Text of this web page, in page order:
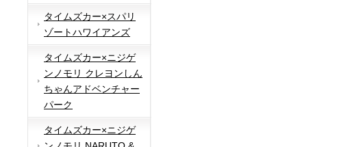
タイムズカー×スパリ
ゾートハワイアンズ
タイムズカー×ニジゲ
ンノモリ クレヨンしん
ちゃんアドベンチャー
パーク
タイムズカー×ニジゲ